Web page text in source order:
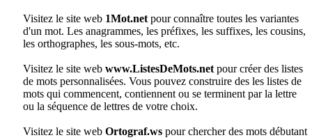
Visitez le site web 1Mot.net pour connaître toutes les variantes
d'un mot. Les anagrammes, les préfixes, les suffixes, les cousins,
les orthographes, les sous-mots, etc.
Visitez le site web www.ListesDeMots.net pour créer des listes
de mots personnalisées. Vous pouvez construire des les listes de
mots qui commencent, contiennent ou se terminent par la lettre
ou la séquence de lettres de votre choix.
Visitez le site web Ortograf.ws pour chercher des mots débutant